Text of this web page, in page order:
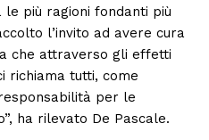
più ragioni fondanti più
l’invito ad avere cura
che attraverso gli effetti
richiama tutti, come
per le
ha rilevato De Pascale.